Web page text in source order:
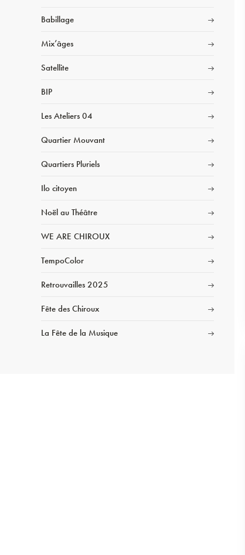
Babillage
Mix’âges
Satellite
BIP
Les Ateliers 04
Quartier Mouvant
Quartiers Pluriels
Ilo citoyen
Noël au Théâtre
WE ARE CHIROUX
TempoColor
Retrouvailles 2025
Fête des Chiroux
La Fête de la Musique